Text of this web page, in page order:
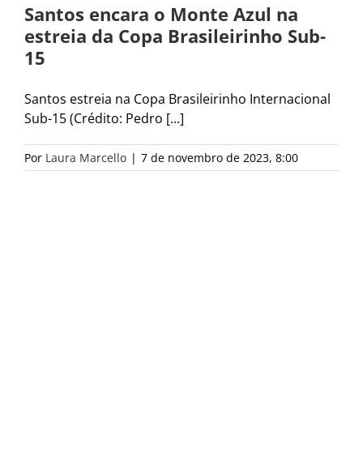
Santos encara o Monte Azul na
estreia da Copa Brasileirinho Sub-
15
Santos estreia na Copa Brasileirinho Internacional
Sub-15 (Crédito: Pedro [...]
Por Laura Marcello | 7 de novembro de 2023, 8:00